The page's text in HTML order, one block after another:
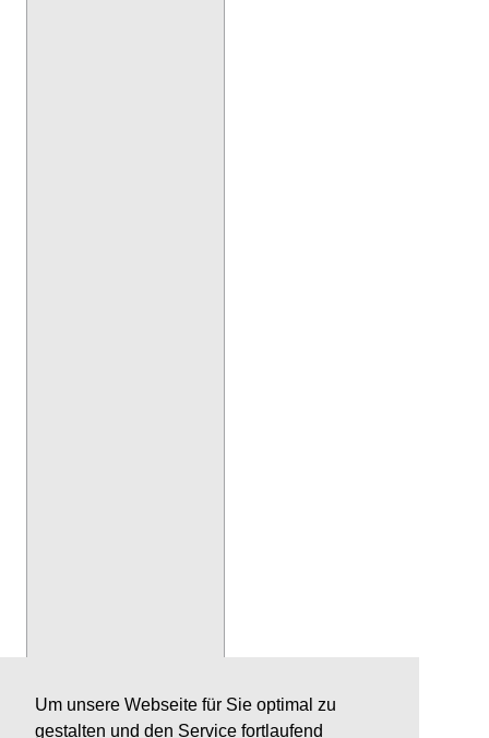
Um unsere Webseite für Sie optimal zu
gestalten und den Service fortlaufend